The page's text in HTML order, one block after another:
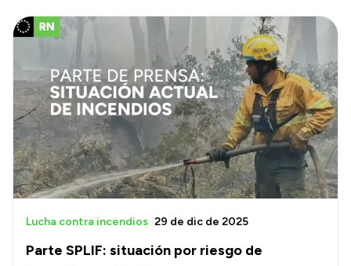
Autoridades y Organismos
Discursos en la Legislatura
Casa de Gobierno
Acerca de Río Negro
Historia
Geografía
Invertí en Río Negro
Transparencia
Parte SPLIF: situación por riesgo de
Lucha contra incendios 29 de dic de 2025